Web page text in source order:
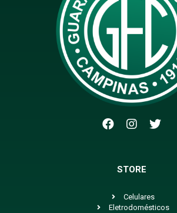
STORE
Celulares
Eletrodomésticos